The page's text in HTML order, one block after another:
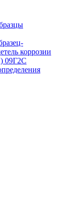
коррозии
09Г2С